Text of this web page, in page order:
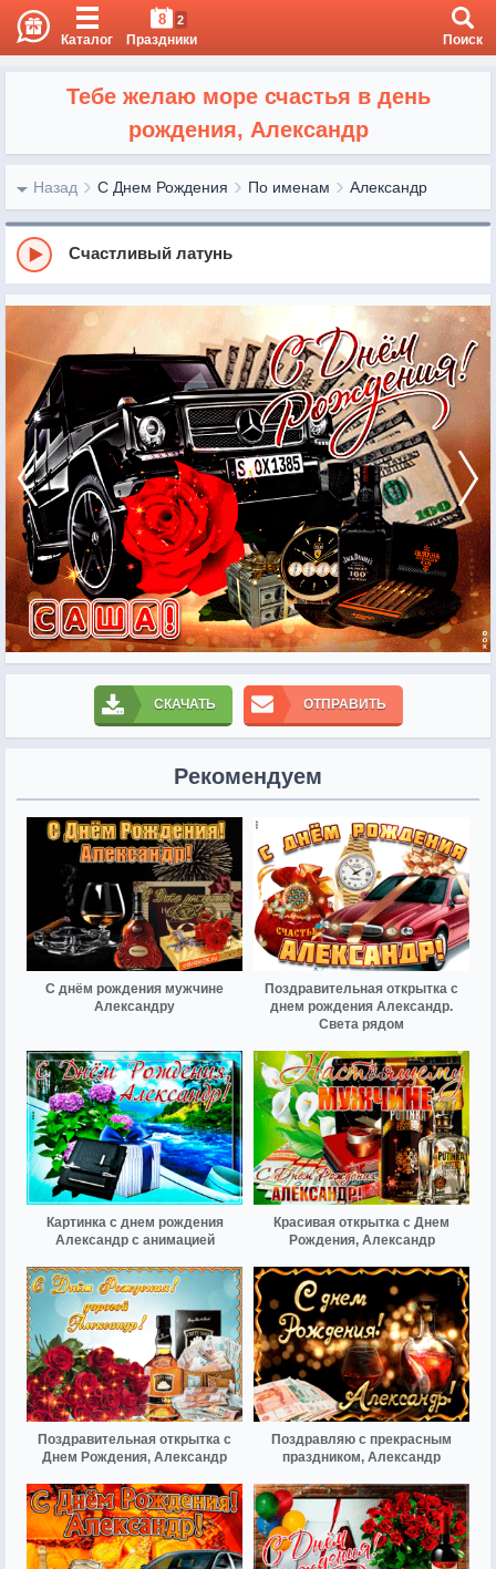
Каталог
8 2
Праздники Поиск
Тебе желаю море счастья в день
рождения, Александр
Назад С Днем Рождения По именам Александр
Счастливый латунь
СКАЧАТЬ ОТПРАВИТЬ
Рекомендуем
С днём рождения мужчине
Александру
Поздравительная открытка с
днем рождения Александр.
Света рядом
Картинка с днем рождения
Александр с анимацией
Красивая открытка с Днем
Рождения, Александр
Поздравительная открытка с
Днем Рождения, Александр
Поздравляю с прекрасным
праздником, Александр